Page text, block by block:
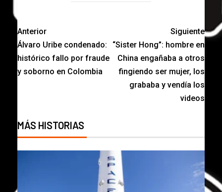
Anterior
Álvaro Uribe condenado:
histórico fallo por fraude
y soborno en Colombia
Siguiente
“Sister Hong”: hombre en
China engañaba a otros
fingiendo ser mujer, los
grababa y vendía los
videos
MÁS HISTORIAS